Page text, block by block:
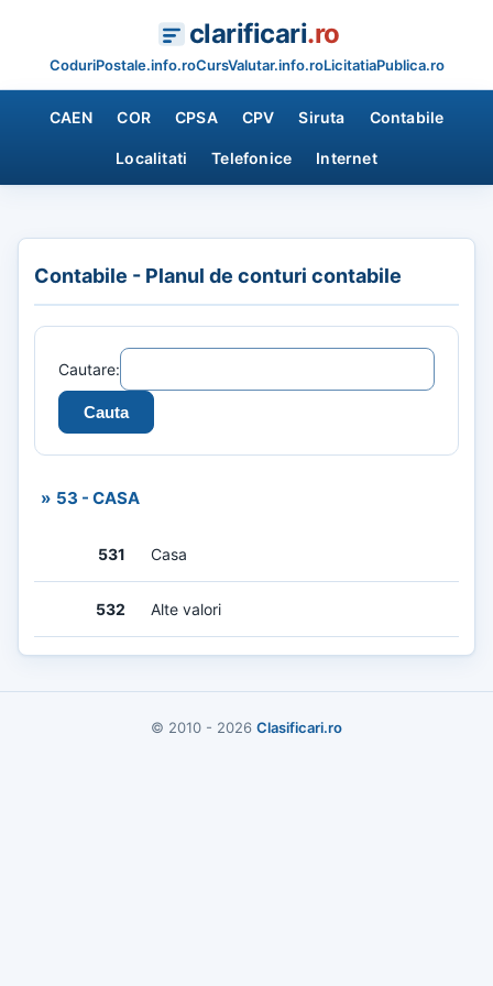
clarificari.ro
CoduriPostale.info.roCursValutar.info.roLicitatiaPublica.ro
CAEN COR CPSA CPV Siruta Contabile
Localitati Telefonice Internet
Contabile - Planul de conturi contabile
Cautare:
» 53 - CASA
531 Casa
532 Alte valori
© 2010 - 2026 Clasificari.ro